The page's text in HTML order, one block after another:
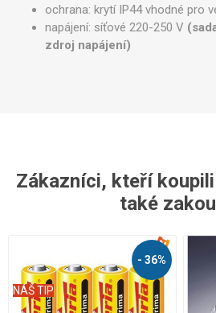
ochrana: krytí IP44 vhodné pro
napájení: síťové 220-250 V
zdroj napájení)
Zákazníci, kteří
také
- 36%
NÁŠ TIP